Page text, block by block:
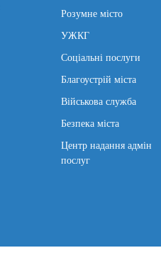
Розумне місто
УЖКГ
Соціальні послуги
Благоустрій міста
Військова служба
Безпека міста
Центр надання адмін
послуг